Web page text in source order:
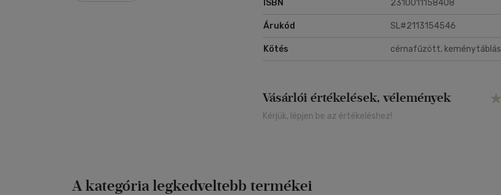
ISBN 2310011158408
Árukód SL#2113154546
Kötés cérnafűzött, keménytáblás
Vásárlói értékelések, vélemények
Kérjük, lépjen be az értékeléshez!
A kategória legkedveltebb termékei